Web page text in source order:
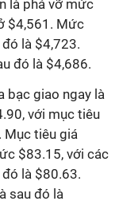
là phá vỡ mức
$4,561. Mức
là $4,723.
đó là $4,686.
bạc giao ngay là
với mục tiêu
Mục tiêu giá
$83.15, với các
là $80.63.
sau đó là